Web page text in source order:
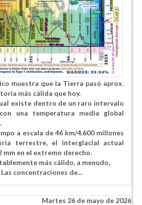
muestra que la Tierra pasó aprox.
más cálida que hoy.
existe dentro de un raro intervalo
una temperatura media global
a escala de 46 km/4.600 millones
terrestre, el interglacial actual
mm en el extremo derecho.
más cálido, a menudo,
concentraciones de...
Martes 26 de mayo de 2026